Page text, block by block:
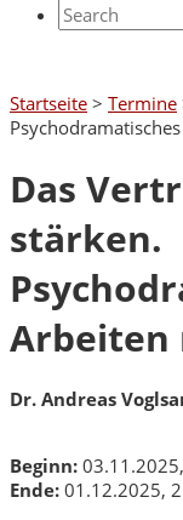
Startseite > Termine
Das
stärken.
Arbeiten
Dr. Andreas
Beginn:
Ende: 01.12.2025,